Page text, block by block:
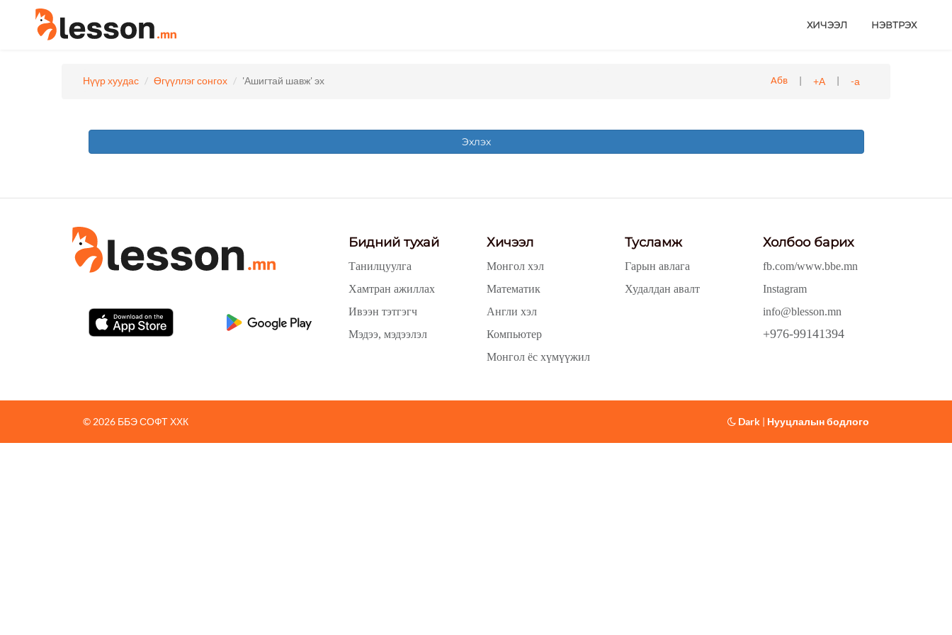
ХИЧЭЭЛ НЭВТРЭХ
Нүүр хуудас Өгүүллэг сонгох 'Ашигтай шавж' эх Абв | +А | -а
Эхлэх
Бидний тухай
Танилцуулга
Хамтран ажиллах
Ивээн тэтгэгч
Мэдээ, мэдээлэл
Хичээл
Монгол хэл
Математик
Англи хэл
Компьютер
Монгол ёс хүмүүжил
Тусламж
Гарын авлага
Худалдан авалт
Холбоо барих
fb.com/www.bbe.mn
Instagram
info@blesson.mn
+976-99141394
© 2026 ББЭ СОФТ ХХК Dark | Нууцлалын бодлого